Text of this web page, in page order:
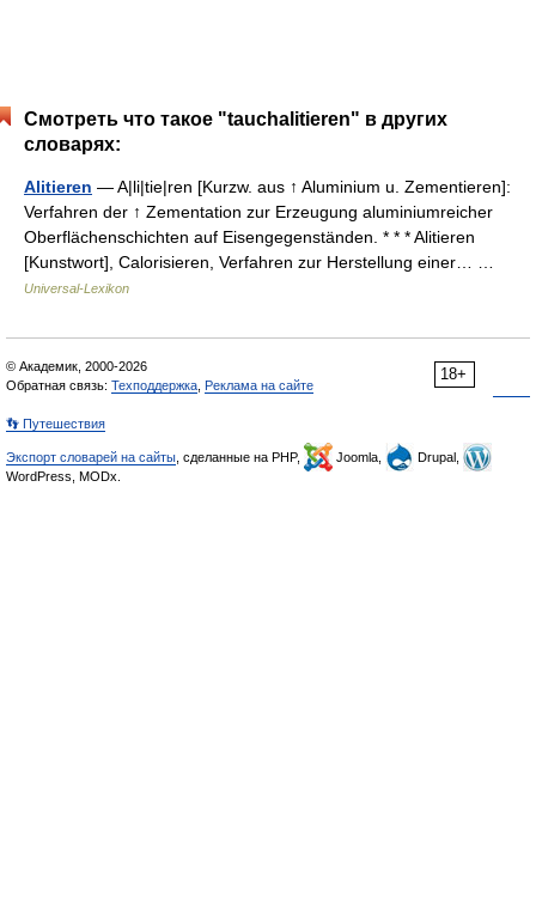
Смотреть что такое "tauchalitieren" в других
словарях:
Alitieren — A|li|tie|ren [Kurzw. aus ↑ Aluminium u. Zementieren]:
Verfahren der ↑ Zementation zur Erzeugung aluminiumreicher
Oberflächenschichten auf Eisengegenständen. * * * Alitieren
[Kunstwort], Calorisieren, Verfahren zur Herstellung einer… …
Universal-Lexikon
18+
© Академик, 2000-2026
Обратная связь: Техподдержка Реклама на сайте
👣 Путешествия
Экспорт словарей на сайты , сделанные на PHP, Joomla,
Drupal,
WordPress, MODx.